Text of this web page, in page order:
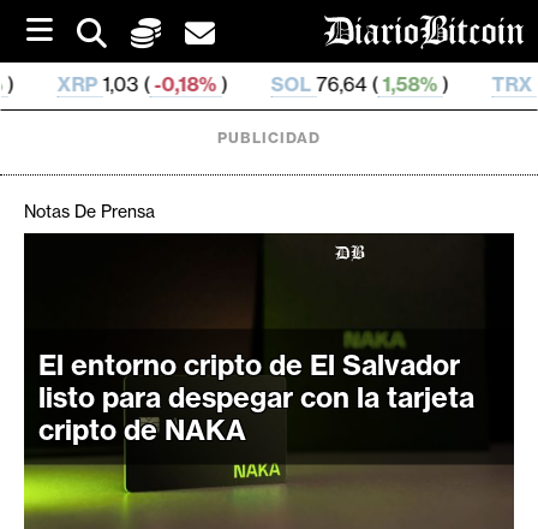
i
p
t
o
( -0,18%) SOL76,64 ( 1,58% ) TRX0,329 925 (
p
t
o
M
e
r
PUBLICIDAD
Notas De Prensa
El entorno cripto de El Salvador
listo para despegar con la tarjeta
cripto de NAKA